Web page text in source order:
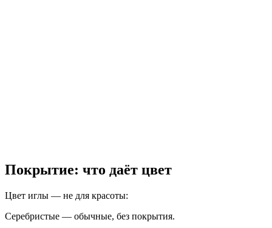
Покрытие: что даёт цвет
Цвет иглы — не для красоты:
Серебристые — обычные, без покрытия.